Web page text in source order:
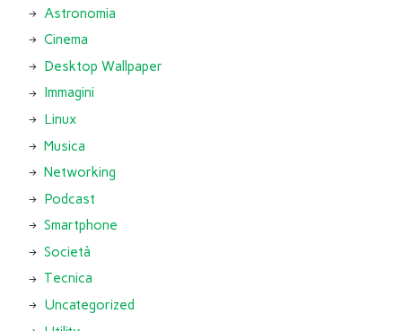
Astronomia
Cinema
Desktop Wallpaper
Immagini
Linux
Musica
Networking
Podcast
Smartphone
Società
Tecnica
Uncategorized